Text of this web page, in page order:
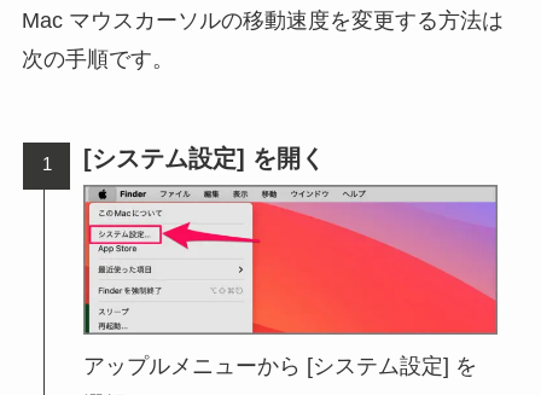
Mac マウスカーソルの移動速度を変更する方法は
次の手順です。
[システム設定] を開く
アップルメニューから [システム設定] を